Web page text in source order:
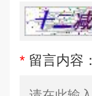
* 留言内容：